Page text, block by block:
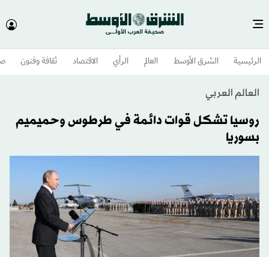
الرئيسية الشرق الأوسط​ العالم الرأي الاقتصاد ثقافة وفنون
العالم العربي
روسيا تشكل قوات دائمة في طرطوس وحميميم
بسوريا